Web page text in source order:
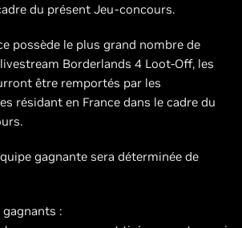
du présent Jeu-concours.
possède le plus grand nombre de
Borderlands 4 Loot-Off, les
être remportés par les
résidant en France dans le cadre du
gagnante sera déterminée de
: